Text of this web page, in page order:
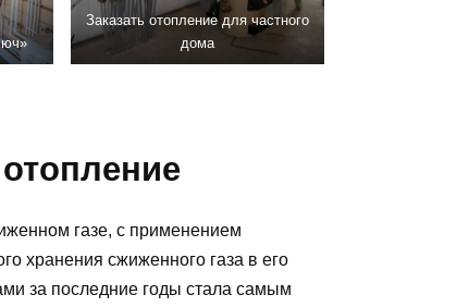
Заказать отопление для частного
дома
газе, с применением
хранения сжиженного газа в его
за последние годы стала самым